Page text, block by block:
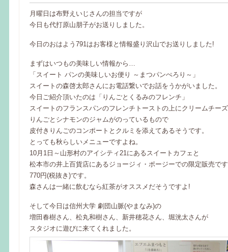
月曜日は布野えいじさんの担当ですが
今日も代打原山朋子がお送りしました。
今日のおはよう791はお客様と情報盛り沢山でお送りしました!
まずはいつもの美味しい情報から…
「スイート パンの美味しいお便り ～まつパンぺろり～」
スイートの森啓太郎さんにお電話繋いでお話をうかがいました。
今日ご紹介頂いたのは「りんごとくるみのフレンチ」
スイートのフランスパンのフレンチトーストの上にクリームチーズ
りんごとシナモンのジャムがのっているもので
皮付きりんごのコンポートとクルミを添えてあるそうです。
とっても秋らしいメニューですよね。
10月1日～山形村のアイシティ21にあるスイートカフェと
松本市の井上百貨店にあるジョージィ・ポージーでの限定販売で
770円(税抜き)です。
森さんは一緒に飲むなら紅茶がオススメだそうですよ!
そして今日は信州大学 劇団山脈(やまなみ)の
増田春樹さん、松丸和樹さん、新井穂花さん、堀洸太さんが
スタジオに遊びに来てくれました。